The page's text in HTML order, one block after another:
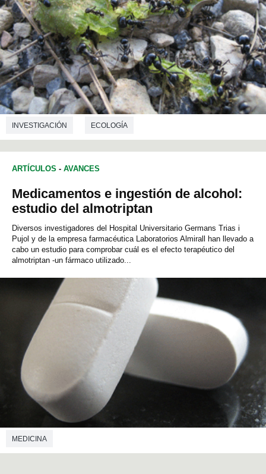
INVESTIGACIÓN ECOLOGÍA
ARTÍCULOS - AVANCES
Medicamentos e ingestión de alcohol:
estudio del almotriptan
Diversos investigadores del Hospital Universitario Germans Trias i
Pujol y de la empresa farmacéutica Laboratorios Almirall han llevado a
cabo un estudio para comprobar cuál es el efecto terapéutico del
almotriptan -un fármaco utilizado...
MEDICINA